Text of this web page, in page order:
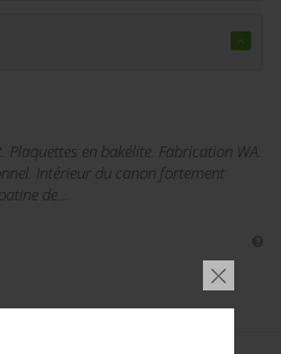
en bakélite. Fabrication WA.
Intérieur du canon fortement
de...